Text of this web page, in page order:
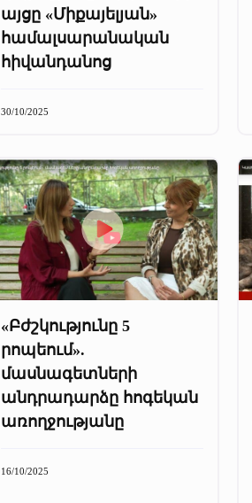
այցը «Միքայելյան»
համալսարանական
հիվանդանոց
30/10/2025
«Բժշկությունը 5
րոպեում».
մասնագետների
անդրադարձը հոգեկան
առողջությանը
16/10/2025